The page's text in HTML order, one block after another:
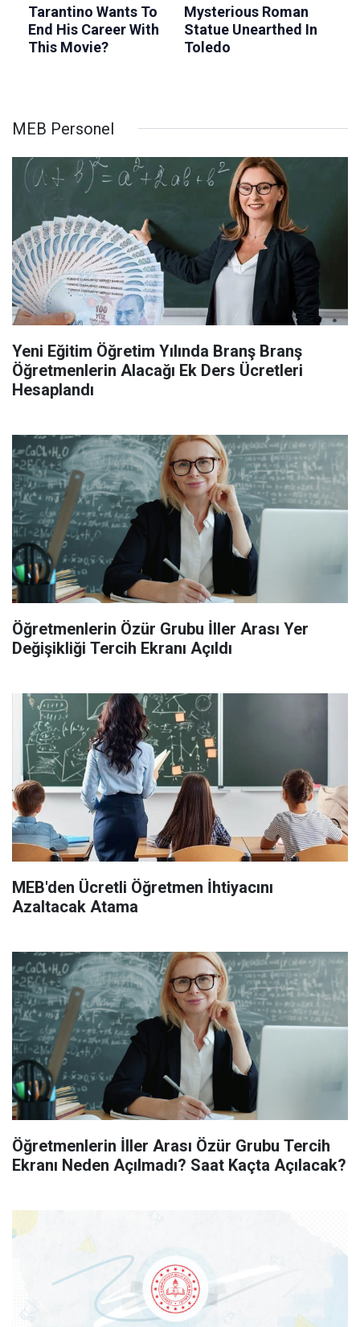
MEB Personel
Yeni Eğitim Öğretim Yılında Branş Branş
Öğretmenlerin Alacağı Ek Ders Ücretleri
Hesaplandı
Öğretmenlerin Özür Grubu İller Arası Yer
Değişikliği Tercih Ekranı Açıldı
MEB'den Ücretli Öğretmen İhtiyacını
Azaltacak Atama
Öğretmenlerin İller Arası Özür Grubu Tercih
Ekranı Neden Açılmadı? Saat Kaçta Açılacak?